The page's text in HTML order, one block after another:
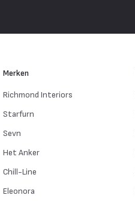
Merken
Richmond Interiors
Starfurn
Sevn
Het Anker
Chill-Line
Eleonora